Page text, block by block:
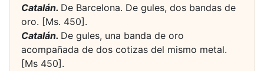
Catalán. De Barcelona. De gules, dos bandas de
oro. [Ms. 450].
Catalán. De gules, una banda de oro
acompañada de dos cotizas del mismo metal.
[Ms 450].